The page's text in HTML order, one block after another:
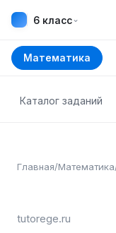
6 класс⌄
Математика
Каталог заданий
Главная/Математика
tutorege.ru